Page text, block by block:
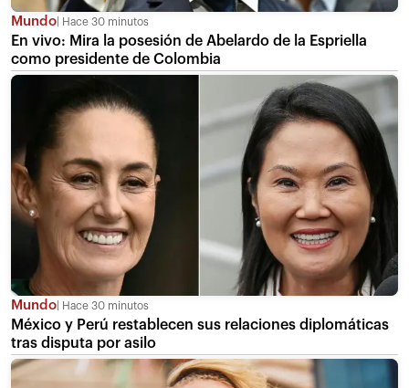
Mundo Hace 30 minutos
En vivo: Mira la posesión de Abelardo de la Espriella
como presidente de Colombia
Mundo Hace 30 minutos
México y Perú restablecen sus relaciones diplomáticas
tras disputa por asilo